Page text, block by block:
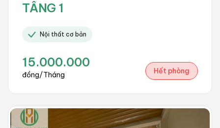
TẦNG 1
Nội thất cơ bản
15.000.000
đồng/Tháng Hết phòng